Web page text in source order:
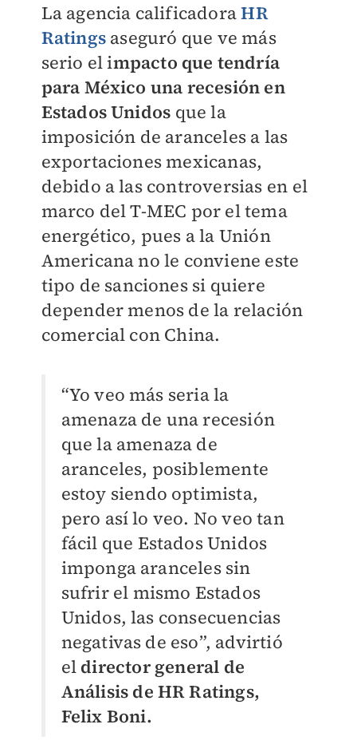
La agencia calificadoraHR
Ratingsaseguró que ve más
serio el impacto que tendría
para México una recesión en
Estados Unidos que la
imposición de aranceles a las
exportaciones mexicanas,
debido a las controversias en el
marco del T-MEC por el tema
energético, pues a la Unión
Americana no le conviene este
tipo de sanciones si quiere
depender menos de la relación
comercial con China.
“Yo veo más seria la
amenaza de una recesión
que la amenaza de
aranceles, posiblemente
estoy siendo optimista,
pero así lo veo. No veo tan
fácil que Estados Unidos
imponga aranceles sin
sufrir el mismo Estados
Unidos, las consecuencias
negativas de eso”, advirtió
el director general de
Análisis de HR Ratings,
Felix Boni.